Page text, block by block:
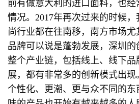
前有做意大利的进口面料，也
情况。2017年再次过来的时候
尚行业都在往南移，南方市场
品牌可以说是蓬勃发展，深圳的
整个产业链，包括线上、线下
展，都有非常多的创新模式出
个性化、更潮、更与众不同的